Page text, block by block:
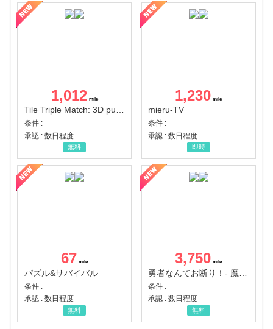
1,012
Tile Triple Match: 3D puzzle
条件 :
承認 : 数日程度
無料
1,230
mieru-TV
条件 :
承認 : 数日程度
即時
67
パズル&サバイバル
条件 :
承認 : 数日程度
無料
3,750
条件 :
承認 : 数日程度
無料